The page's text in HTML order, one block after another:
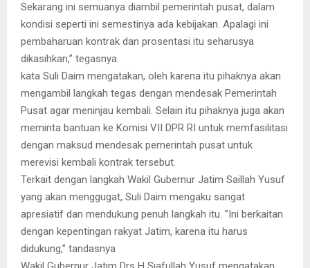
Sekarang ini semuanya diambil pemerintah pusat, dalam
kondisi seperti ini semestinya ada kebijakan. Apalagi ini
pembaharuan kontrak dan prosentasi itu seharusya
dikasihkan,” tegasnya.
kata Suli Daim mengatakan, oleh karena itu pihaknya akan
mengambil langkah tegas dengan mendesak Pemerintah
Pusat agar meninjau kembali. Selain itu pihaknya juga akan
meminta bantuan ke Komisi VII DPR RI untuk memfasilitasi
dengan maksud mendesak pemerintah pusat untuk
merevisi kembali kontrak tersebut.
Terkait dengan langkah Wakil Gubernur Jatim Saillah Yusuf
yang akan menggugat, Suli Daim mengaku sangat
apresiatif dan mendukung penuh langkah itu. ”Ini berkaitan
dengan kepentingan rakyat Jatim, karena itu harus
didukung,” tandasnya